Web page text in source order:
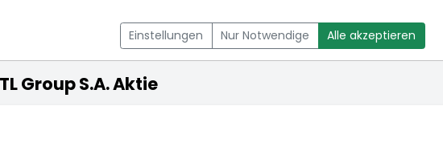
NACHRICHTEN CHARTTOOL
Group S.A. Aktie
Einstellungen Nur Notwendige Alle akzeptieren